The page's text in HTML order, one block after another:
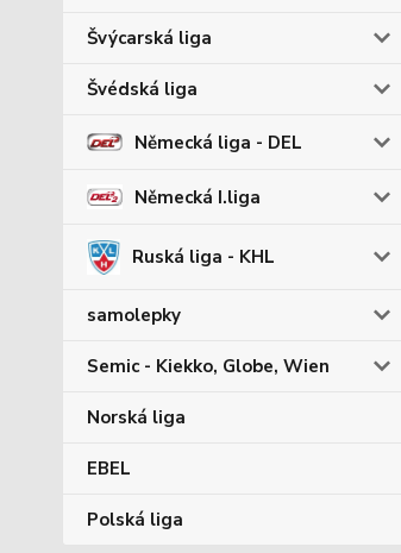
Švýcarská liga
Švédská liga
Německá liga - DEL
Německá I.liga
Ruská liga - KHL
samolepky
Semic - Kiekko, Globe, Wien
Norská liga
EBEL
Polská liga